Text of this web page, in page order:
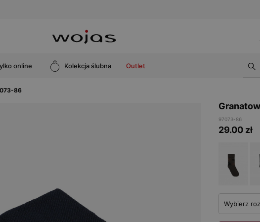
online Kolekcja ślubna Outlet
86
97073-86
29.00 zł
Wybierz